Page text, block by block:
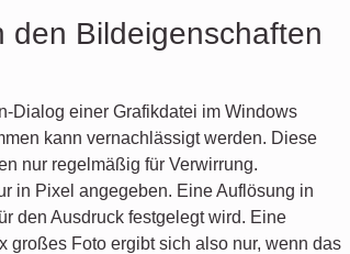
den Bildeigenschaften
Dialog einer Grafikdatei im Windows
kann vernachlässigt werden. Diese
nur regelmäßig für Verwirrung.
in Pixel angegeben. Eine Auflösung in
den Ausdruck festgelegt wird. Eine
großes Foto ergibt sich also nur, wenn das